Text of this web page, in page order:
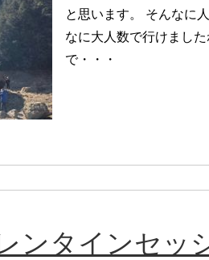
と思います。 そんなに
なに大人数で行けまし
で・・・
ンタインセッ